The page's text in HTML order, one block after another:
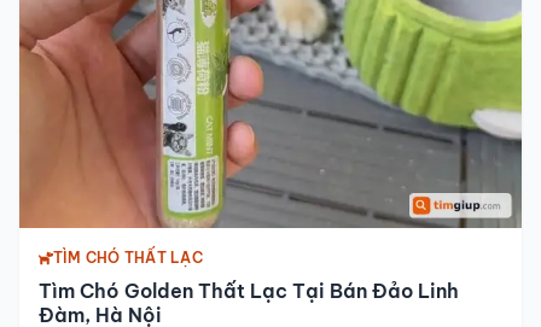
TÌM CHÓ THẤT LẠC
Tìm Chó Golden Thất Lạc Tại Bán Đảo Linh
Đàm, Hà Nội